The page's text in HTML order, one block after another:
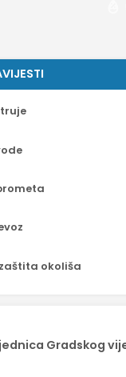
okoliša
Gradskog